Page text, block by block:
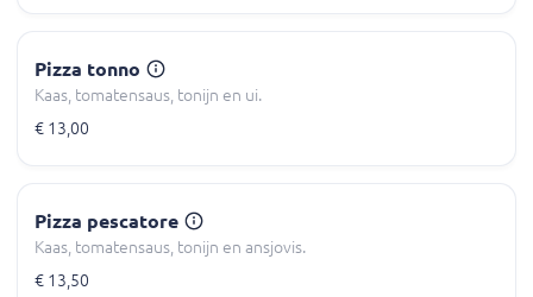
Pizza tonno
Kaas, tomatensaus, tonijn en ui.
€ 13,00
Pizza pescatore
Kaas, tomatensaus, tonijn en ansjovis.
€ 13,50